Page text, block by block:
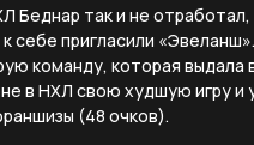
Беднар так и не отработал,
к себе пригласили
команду, которая
в НХЛ свою худшую игру и
(48 очков).